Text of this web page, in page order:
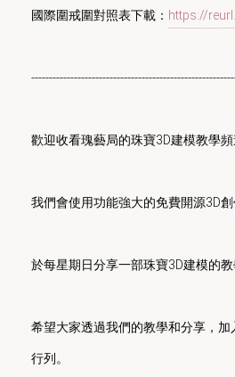
國際圍戒圍對照表下載： https://
歡迎收看瑰藝局的珠寶3D建模教學頻
我們會使用功能強大的免費開源3D創
於每星期日分享一部珠寶3D建模的教
希望大家透過我們的教學和分享，加
行列。